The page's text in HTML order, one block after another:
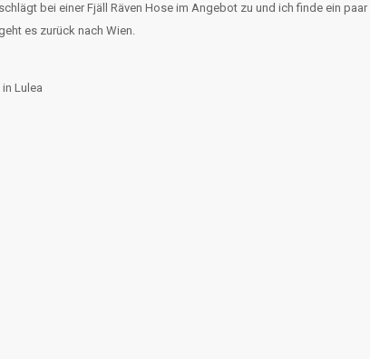
bei einer Fjäll Räven Hose im Angebot zu und ich finde ein
es zurück nach Wien.
Lulea